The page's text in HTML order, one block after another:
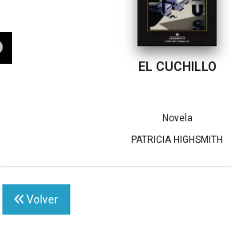
EL CUCHILLO
Novela
PATRICIA HIGHSMITH
Volver